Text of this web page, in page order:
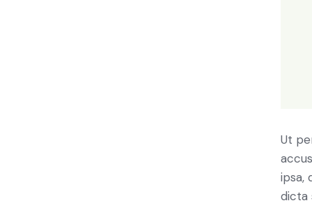
Ut
ipsa,
dicta